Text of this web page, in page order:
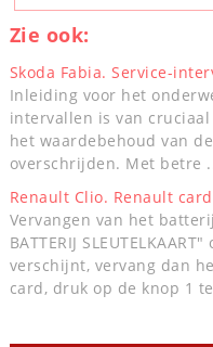
Zie ook:
Skoda Fabia. Service-
Inleiding voor het
intervallen is van
het waardebehoud van
overschrijden. Met betre
Renault Clio. Renault
Vervangen van het
BATTERIJ
verschijnt, vervang dan
card, druk op de knop 1